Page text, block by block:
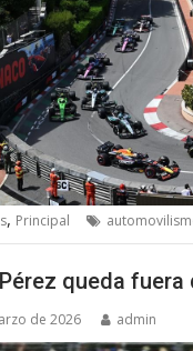
, Principal
queda fuera
de 2026 admin